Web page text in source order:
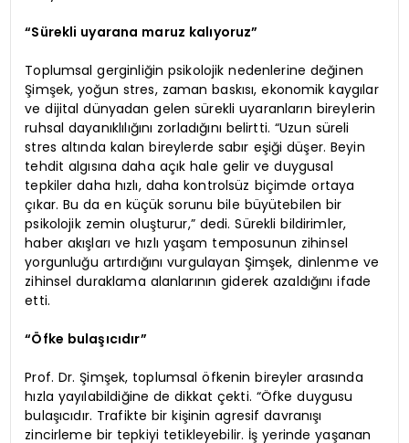
“Sürekli uyarana maruz kalıyoruz”
Toplumsal gerginliğin psikolojik nedenlerine değinen
Şimşek, yoğun stres, zaman baskısı, ekonomik kaygılar
ve dijital dünyadan gelen sürekli uyaranların bireylerin
ruhsal dayanıklılığını zorladığını belirtti. “Uzun süreli
stres altında kalan bireylerde sabır eşiği düşer. Beyin
tehdit algısına daha açık hale gelir ve duygusal
tepkiler daha hızlı, daha kontrolsüz biçimde ortaya
çıkar. Bu da en küçük sorunu bile büyütebilen bir
psikolojik zemin oluşturur,” dedi. Sürekli bildirimler,
haber akışları ve hızlı yaşam temposunun zihinsel
yorgunluğu artırdığını vurgulayan Şimşek, dinlenme ve
zihinsel duraklama alanlarının giderek azaldığını ifade
etti.
“Öfke bulaşıcıdır”
Prof. Dr. Şimşek, toplumsal öfkenin bireyler arasında
hızla yayılabildiğine de dikkat çekti. “Öfke duygusu
bulaşıcıdır. Trafikte bir kişinin agresif davranışı
zincirleme bir tepkiyi tetikleyebilir. İş yerinde yaşanan